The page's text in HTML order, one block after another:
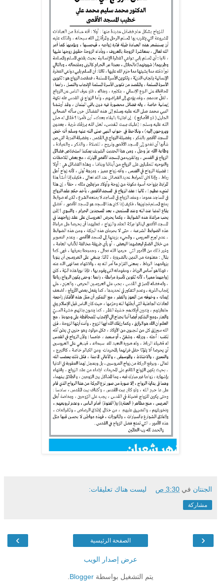
الجنتان في 3:30 ص ليست هناك تعليقات:
مشاركة
‹
› الصفحة الرئيسية
عرض إصدار الويب
يتم التشغيل بواسطة Blogger
.